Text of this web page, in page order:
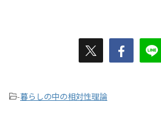
-暮らしの中の相対性理論